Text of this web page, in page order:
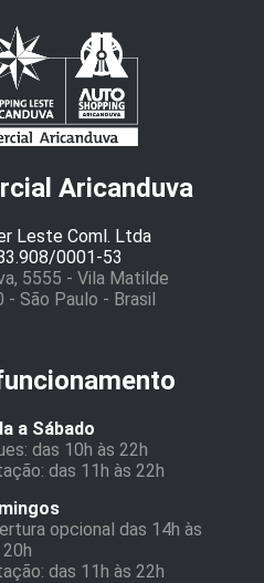
Aricanduva
Leste Coml. Ltda
0001-53
5555 - Vila Matilde
- São Paulo - Brasil
a Sábado
das 10h às 22h
das 11h às 22h
opcional das 14h às
20h
das 11h às 22h